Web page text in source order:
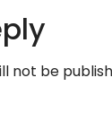
not be